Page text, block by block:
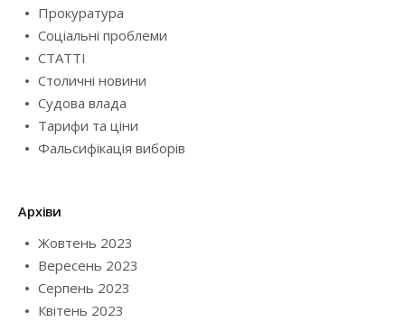
Прокуратура
Соціальні проблеми
СТАТТІ
Столичні новини
Судова влада
Тарифи та ціни
Фальсифікація виборів
Архіви
Жовтень 2023
Вересень 2023
Серпень 2023
Квітень 2023